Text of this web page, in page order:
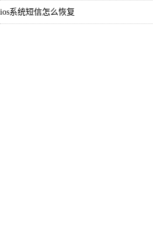
ios系统短信怎么恢复